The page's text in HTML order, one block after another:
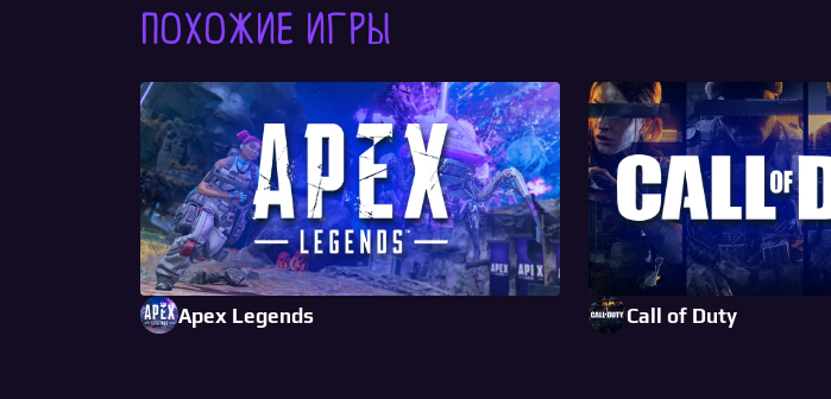
Похожие игры
Apex Legends Call of Duty